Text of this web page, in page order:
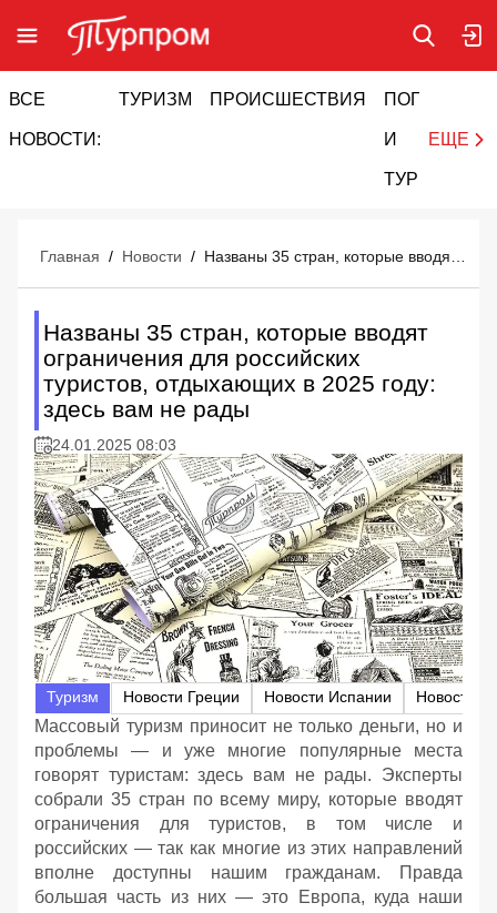
ВСЕ
НОВОСТИ:
ТУРИЗМ ПРОИСШЕСТВИЯ ПОГОДА
И
ТУРИЗМ
ЕЩЕ
Главная / Новости /
Названы 35 стран, которые вводят
ограничения для российских
туристов, отдыхающих в 2025 году:
здесь вам не рады
24.01.2025 08:03
Туризм Новости Греции Новости Испании Новости
Массовый туризм приносит не только деньги, но и
проблемы — и уже многие популярные места
говорят туристам: здесь вам не рады. Эксперты
собрали 35 стран по всему миру, которые вводят
ограничения для туристов, в том числе и
российских — так как многие из этих направлений
вполне доступны нашим гражданам. Правда
большая часть из них — это Европа, куда наши